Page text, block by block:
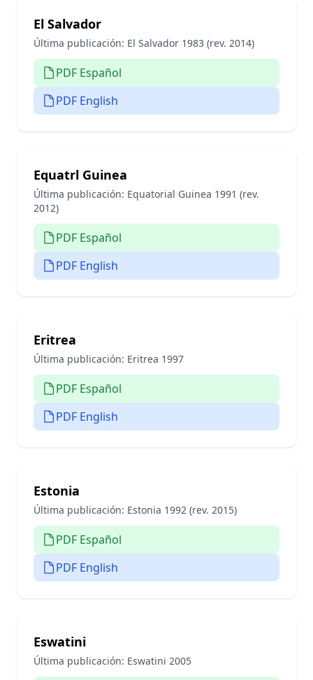
El Salvador
Última publicación: El Salvador 1983 (rev. 2014)
PDF Español
PDF English
Equatrl Guinea
Última publicación: Equatorial Guinea 1991 (rev.
2012)
PDF Español
PDF English
Eritrea
Última publicación: Eritrea 1997
PDF Español
PDF English
Estonia
Última publicación: Estonia 1992 (rev. 2015)
PDF Español
PDF English
Eswatini
Última publicación: Eswatini 2005